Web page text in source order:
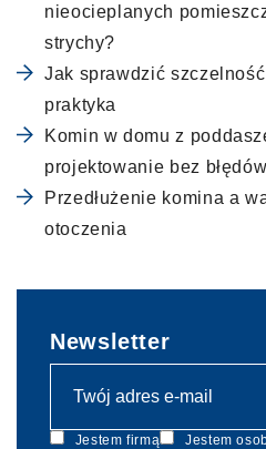
nieocieplanych
strychy?
Jak sprawdzić
praktyka
Komin w domu z
projektowanie bez błędów
Przedłużenie komina a
otoczenia
Newsletter
Jestem firmą
Jestem